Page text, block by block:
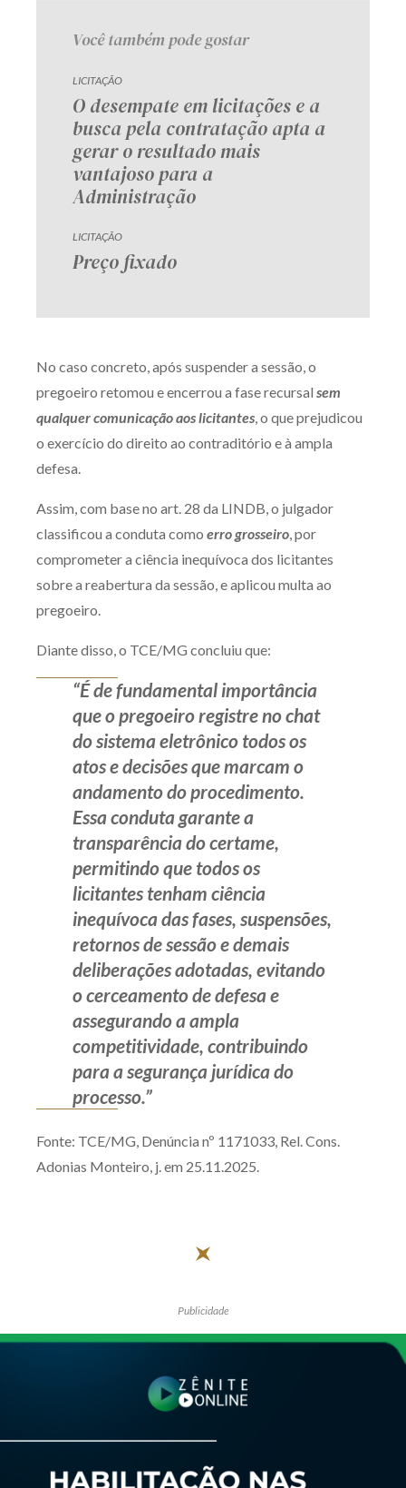
Você também pode gostar
LICITAÇÃO
O desempate em licitações e a
busca pela contratação apta a
gerar o resultado mais
vantajoso para a
Administração
LICITAÇÃO
Preço fixado
No caso concreto, após suspender a sessão, o
pregoeiro retomou e encerrou a fase recursal sem
qualquer comunicação aos licitantes , o que prejudicou
o exercício do direito ao contraditório e à ampla
defesa.
Assim, com base no art. 28 da LINDB, o julgador
classificou a conduta como erro grosseiro , por
comprometer a ciência inequívoca dos licitantes
sobre a reabertura da sessão, e aplicou multa ao
pregoeiro.
Diante disso, o TCE/MG concluiu que:
“É de fundamental importância
que o pregoeiro registre nochat
do sistema eletrônico todos os
atos e decisões que marcam o
andamento do procedimento.
Essa conduta garante a
transparência do certame,
permitindo que todos os
licitantes tenham ciência
inequívoca das fases, suspensões,
retornos de sessão e demais
deliberações adotadas, evitando
o cerceamento de defesa e
assegurando a ampla
competitividade, contribuindo
para a segurança jurídica do
processo.”
Fonte: TCE/MG, Denúncia nº 1171033, Rel. Cons.
Adonias Monteiro, j. em 25.11.2025.
Publicidade